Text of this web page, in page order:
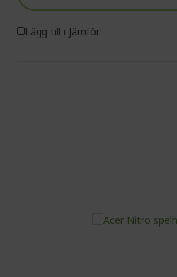
Lägg till i Jämför